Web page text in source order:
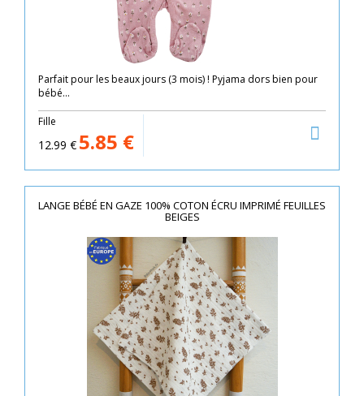
Parfait pour les beaux jours (3 mois) ! Pyjama dors bien pour
bébé...
Fille
12.99 € 5.85 €
LANGE BÉBÉ EN GAZE 100% COTON ÉCRU IMPRIMÉ FEUILLES
BEIGES